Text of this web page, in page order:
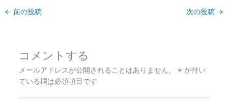
← 前の投稿 次の投稿 →
コメントする
メールアドレスが公開されることはありません。 ※ が付い
ている欄は必須項目です